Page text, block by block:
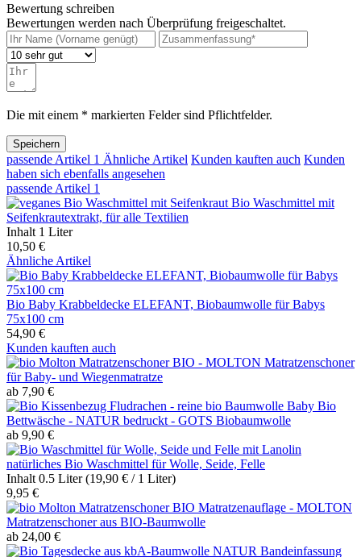
Bewertung schreiben
Bewertungen werden nach Überprüfung freigeschaltet.
Die mit einem * markierten Felder sind Pflichtfelder.
Speichern
passende Artikel 1 Ähnliche Artikel Kunden kauften auch Kunden
haben sich ebenfalls angesehen
passende Artikel 1
Bio Waschmittel mit
Seifenkrautextrakt, für alle Textilien
Inhalt 1 Liter
10,50 €
Ähnliche Artikel
Bio Baby Krabbeldecke ELEFANT, Biobaumwolle für Babys
75x100 cm
54,90 €
Kunden kauften auch
BIO - MOLTON Matratzenschoner
für Baby- und Wiegenmatratze
ab 7,90 €
Baby Bio
Bettwäsche - NATUR bedruckt - GOTS Biobaumwolle
ab 9,90 €
natürliches Bio Waschmittel für Wolle, Seide, Felle
Inhalt 0.5 Liter(19,90 € / 1 Liter)
9,95 €
BIO Matratzenauflage - MOLTON
Matratzenschoner aus BIO-Baumwolle
ab 24,00 €